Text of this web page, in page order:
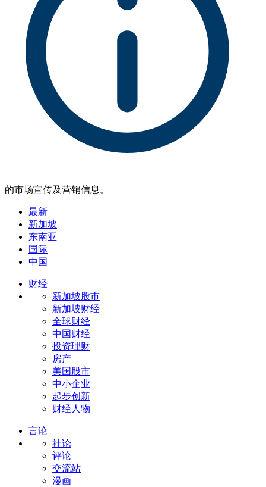
的市场宣传及营销信息。
最新
新加坡
东南亚
国际
中国
财经
新加坡股市
新加坡财经
全球财经
中国财经
投资理财
房产
美国股市
中小企业
起步创新
财经人物
言论
社论
评论
交流站
漫画